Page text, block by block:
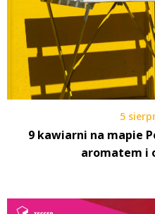
5
9 kawiarni na mapie
aromatem i